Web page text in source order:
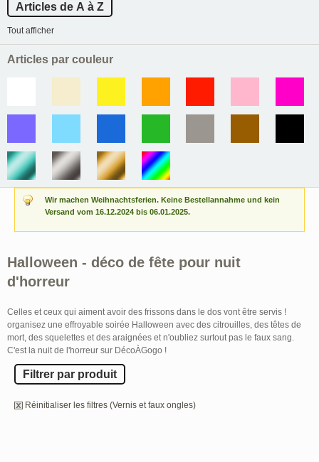
Wir machen Weihnachtsferien. Keine Bestellannahme und kein
Versand vom 16.12.2024 bis 06.01.2025.
Halloween - déco de fête pour nuit
d'horreur
Celles et ceux qui aiment avoir des frissons dans le dos vont être servis !
organisez une effroyable soirée Halloween avec des citrouilles, des têtes de
mort, des squelettes et des araignées et n'oubliez surtout pas le faux sang.
C'est la nuit de l'horreur sur DécoÀGogo !
Filtrer par produit
Réinitialiser les filtres (Vernis et faux ongles)
Articles de A à Z
Tout afficher
Articles par couleur